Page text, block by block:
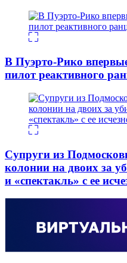
В Пуэрто-Рико
пилот реактивного
Супруги из
колонии на двоих за
и «спектакль» с ее